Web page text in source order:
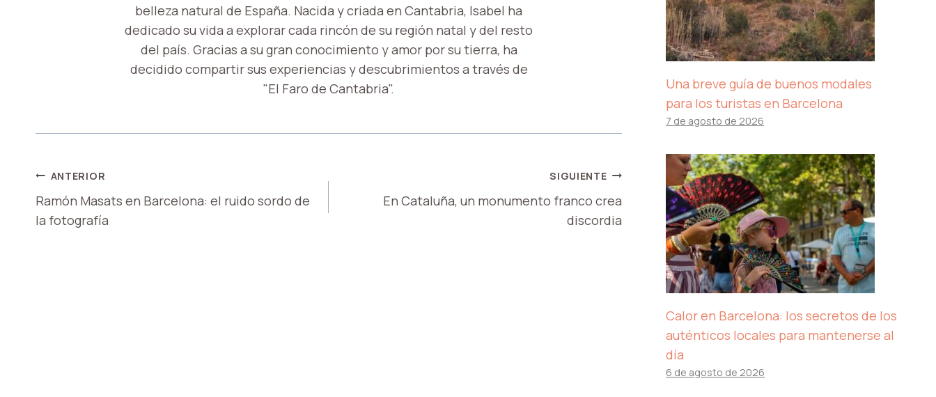
belleza natural de España. Nacida y criada en Cantabria, Isabel ha
dedicado su vida a explorar cada rincón de su región natal y del resto
del país. Gracias a su gran conocimiento y amor por su tierra, ha
decidido compartir sus experiencias y descubrimientos a través de
"El Faro de Cantabria".
NAVEGACIÓN
DE
ANTERIOR
Ramón Masats en Barcelona: el ruido sordo de
la fotografía
SIGUIENTE
En Cataluña, un monumento franco crea
discordia
Una breve guía de buenos modales
para los turistas en Barcelona
7 de agosto de 2026
Calor en Barcelona: los secretos de los
auténticos locales para mantenerse al
día
6 de agosto de 2026